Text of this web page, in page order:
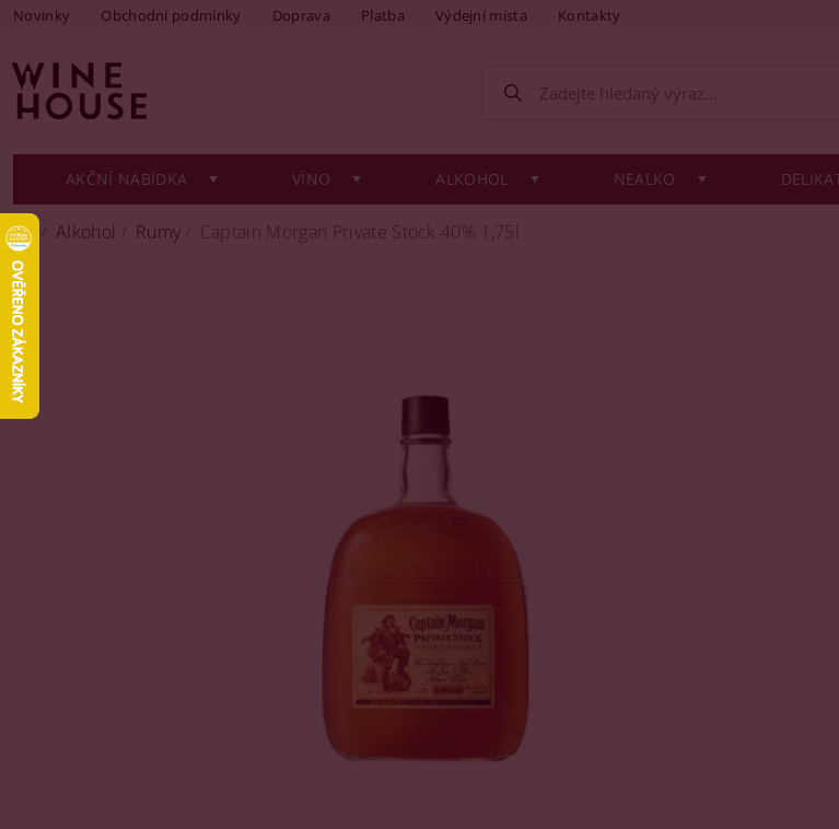
Novinky Obchodní podmínky Doprava Platba Výdejní místa Kontakty
AKČNÍ NABÍDKA VÍNO ALKOHOL NEALKO
Alkohol Rumy Captain Morgan Private Stock 40% 1,75l